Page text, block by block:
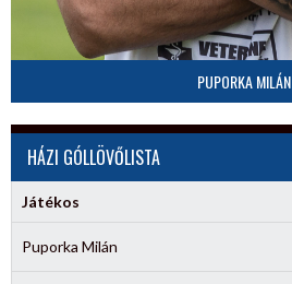
PUPORKA MILÁN
HÁZI GÓLLÖVŐLISTA
Játékos
Puporka Milán